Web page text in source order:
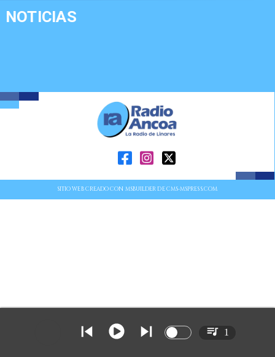
NOTICIAS
SITIO WEB CREADO CON MSBUILDER DE CMS-MSPRESS.COM
1